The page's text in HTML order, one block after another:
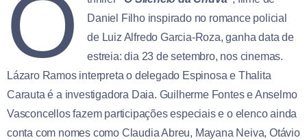
O
Daniel Filho inspirado no romance policial
de Luiz Alfredo Garcia-Roza, ganha data de
estreia: dia 23 de setembro, nos cinemas.
Lázaro Ramos interpreta o delegado Espinosa e Thalita
Carauta é a investigadora Daia. Guilherme Fontes e Anselmo
Vasconcellos fazem participações especiais e o elenco ainda
conta com nomes como Claudia Abreu, Mayana Neiva, Otávio